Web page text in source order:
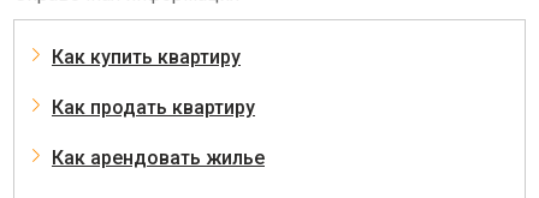
Как купить квартиру
Как продать квартиру
Как арендовать жилье